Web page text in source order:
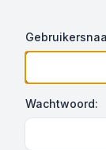
Wachtwoord: